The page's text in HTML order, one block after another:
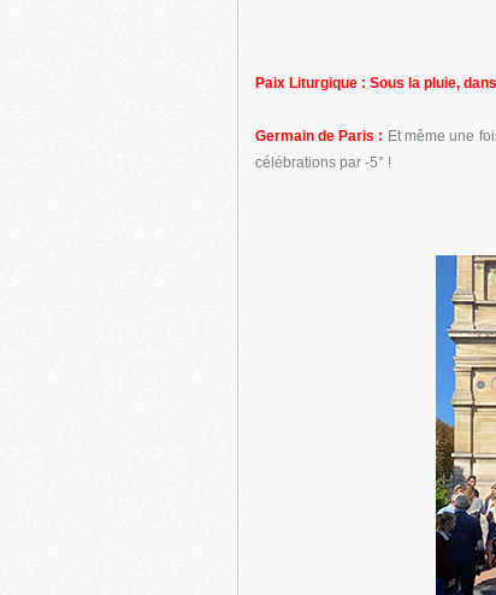
Paix Liturgique : Sous la pluie,
Germain de Paris : Et même une
célébrations par -5° !